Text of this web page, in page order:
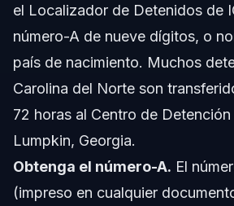
el Localizador de Detenidos de
número-A de nueve dígitos, o
país de nacimiento. Muchos
Carolina del Norte son
72 horas al Centro de
Lumpkin, Georgia.
Obtenga el número-A. El
(impreso en cualquier